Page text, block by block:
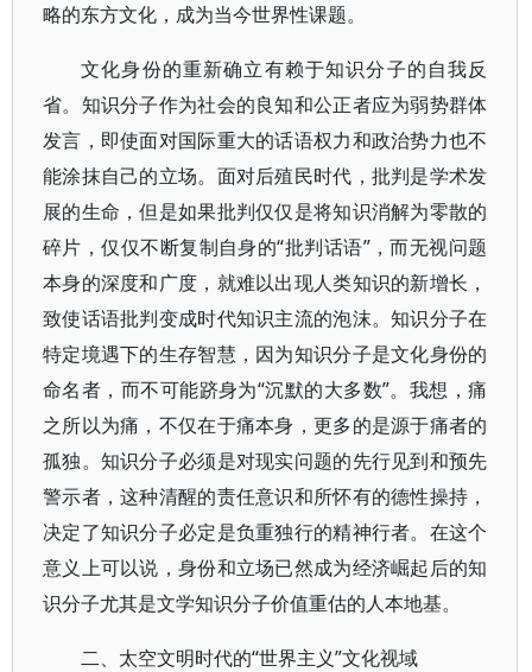
略的东方文化，成为当今世界性课题。
文化身份的重新确立有赖于知识分子的自我反
省。知识分子作为社会的良知和公正者应为弱势群体
发言，即使面对国际重大的话语权力和政治势力也不
能涂抹自己的立场。面对后殖民时代，批判是学术发
展的生命，但是如果批判仅仅是将知识消解为零散的
碎片，仅仅不断复制自身的“批判话语”，而无视问题
本身的深度和广度，就难以出现人类知识的新增长，
致使话语批判变成时代知识主流的泡沫。知识分子在
特定境遇下的生存智慧，因为知识分子是文化身份的
命名者，而不可能跻身为“沉默的大多数”。我想，痛
之所以为痛，不仅在于痛本身，更多的是源于痛者的
孤独。知识分子必须是对现实问题的先行见到和预先
警示者，这种清醒的责任意识和所怀有的德性操持，
决定了知识分子必定是负重独行的精神行者。在这个
意义上可以说，身份和立场已然成为经济崛起后的知
识分子尤其是文学知识分子价值重估的人本地基。
二、太空文明时代的“世界主义”文化视域